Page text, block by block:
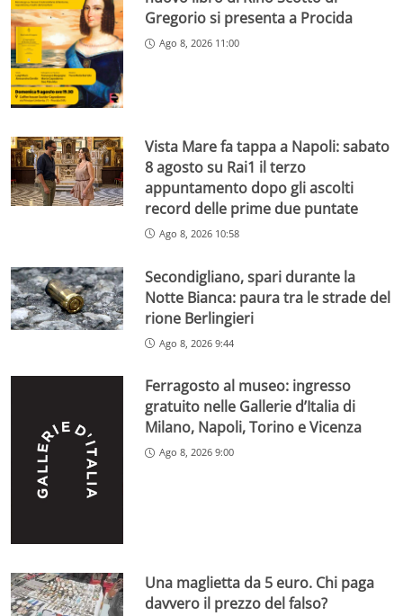
Gregorio si presenta a Procida
Ago 8, 2026 11:00
Vista Mare fa tappa a Napoli: sabato
8 agosto su Rai1 il terzo
appuntamento dopo gli ascolti
record delle prime due puntate
Ago 8, 2026 10:58
Secondigliano, spari durante la
Notte Bianca: paura tra le strade del
rione Berlingieri
Ago 8, 2026 9:44
Ferragosto al museo: ingresso
gratuito nelle Gallerie d’Italia di
Milano, Napoli, Torino e Vicenza
Ago 8, 2026 9:00
Una maglietta da 5 euro. Chi paga
davvero il prezzo del falso?